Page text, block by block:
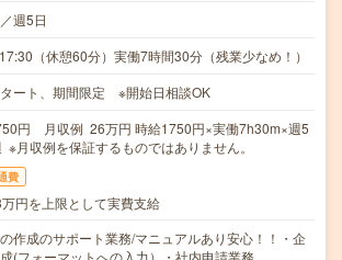
週5日
（休憩60分）実働7時間30分（残業少なめ！）
ート、期間限定 ※開始日相談OK
円 月収例 26万円 時給1750円×実働7h30m×週5
※月収例を保証するものではありません。
費
円を上限として実費支給
作成のサポート業務/マニュアルあり安心！！・企
(フォーマットへの入力）・社内申請業務…